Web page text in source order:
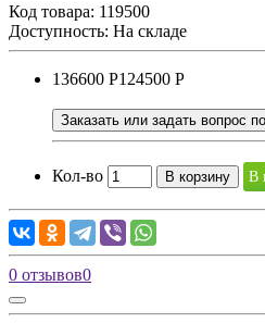
Код товара: 119500
Доступность: На складе
136600 Р124500 Р
Заказать или задать вопрос
Кол-во В корзину В
0 отзывов0